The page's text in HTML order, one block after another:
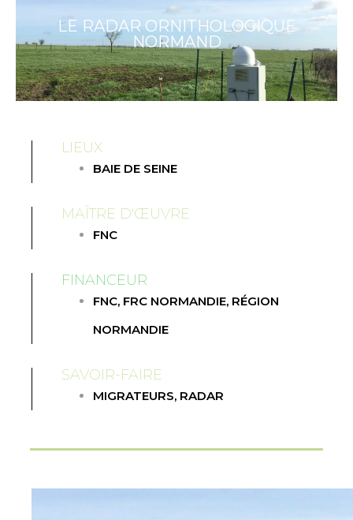
LE RADAR ORNITHOLOGIQUE
NORMAND
LIEUX
BAIE DE SEINE
MAÎTRE D'ŒUVRE
FNC
FINANCEUR
FNC, FRC NORMANDIE, RÉGION
NORMANDIE
SAVOIR-FAIRE
MIGRATEURS, RADAR